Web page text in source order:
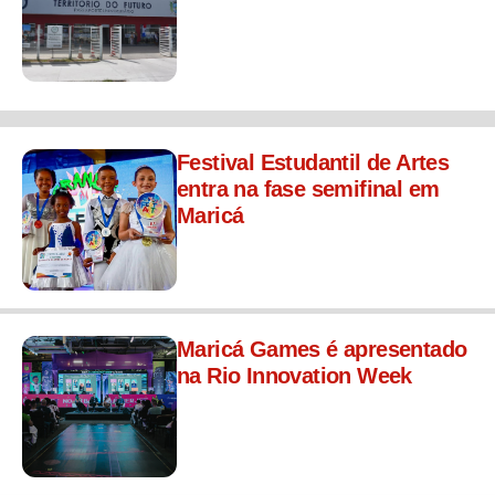
Festival Estudantil de Artes
entra na fase semifinal em
Maricá
Maricá Games é apresentado
na Rio Innovation Week